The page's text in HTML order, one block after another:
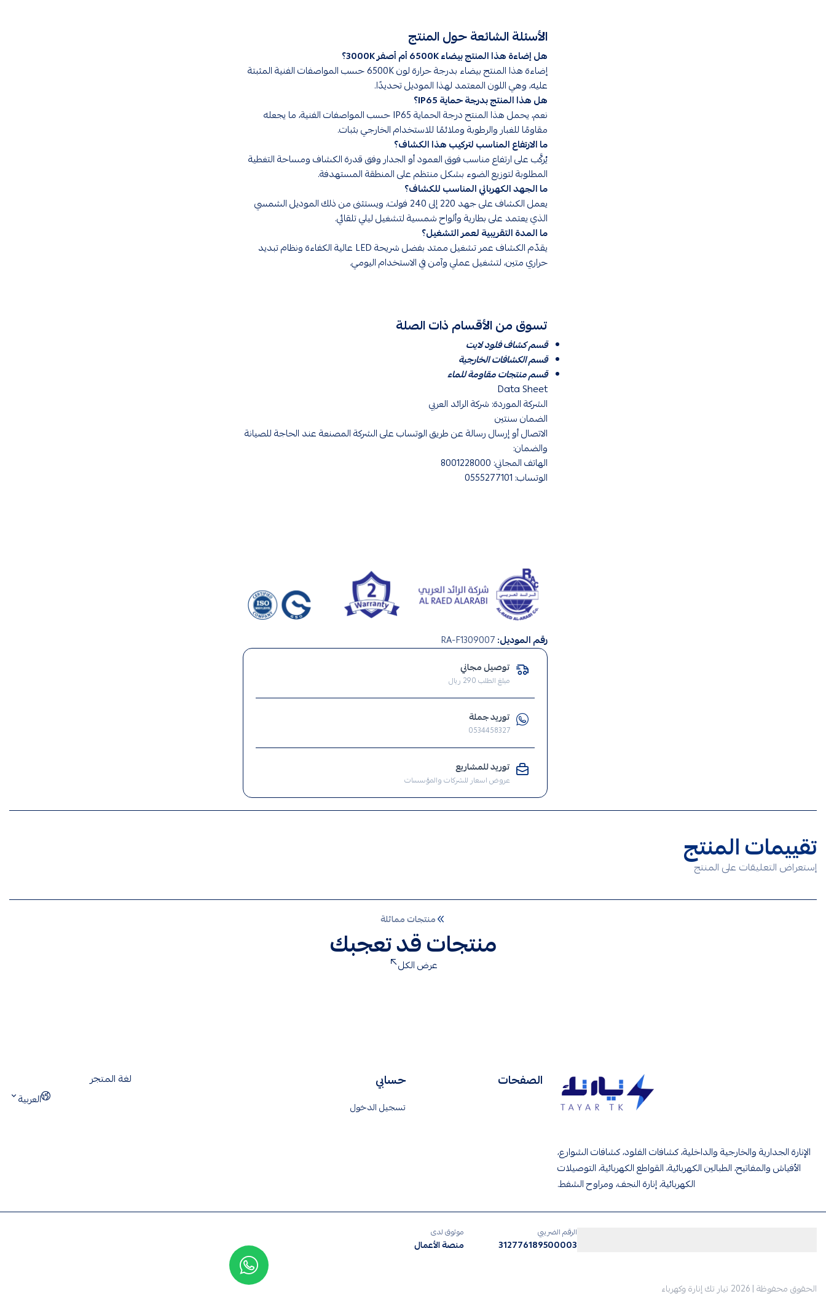
الأسئلة الشائعة حول المنتج
هل إضاءة هذا المنتج بيضاء 6500K أم أصفر 3000K؟
إضاءة هذا المنتج بيضاء بدرجة حرارة لون 6500K حسب المواصفات الفنية المثبتة
عليه، وهي اللون المعتمد لهذا الموديل تحديدًا.
هل هذا المنتج بدرجة حماية IP65؟
نعم، يحمل هذا المنتج درجة الحماية IP65 حسب المواصفات الفنية، ما يجعله
مقاومًا للغبار والرطوبة وملائمًا للاستخدام الخارجي بثبات.
ما الارتفاع المناسب لتركيب هذا الكشاف؟
يُركَّب على ارتفاع مناسب فوق العمود أو الجدار وفق قدرة الكشاف ومساحة التغطية
المطلوبة لتوزيع الضوء بشكل منتظم على المنطقة المستهدفة.
ما الجهد الكهربائي المناسب للكشاف؟
يعمل الكشاف على جهد 220 إلى 240 فولت، ويستثنى من ذلك الموديل الشمسي
الذي يعتمد على بطارية وألواح شمسية لتشغيل ليلي تلقائي.
ما المدة التقريبية لعمر التشغيل؟
يقدّم الكشاف عمر تشغيل ممتد بفضل شريحة LED عالية الكفاءة ونظام تبديد
حراري متين، لتشغيل عملي وآمن في الاستخدام اليومي.
تسوق من الأقسام ذات الصلة
قسم كشاف فلود لايت
قسم الكشافات الخارجية
قسم منتجات مقاومة للماء
Data Sheet
الشركة الموردة: شركة الرائد العربي
الضمان سنتين
الاتصال أو إرسال رسالة عن طريق الوتساب على الشركة المصنعة عند الحاجة للصيانة
والضمان:
الهاتف المجاني: 8001228000
الوتساب: 0555277101
سعودي
,
صيانة
انارة
الإنارة
رقم الموديل:RA-F1309007
توصيل مجاني
مبلغ الطلب 290 ريال
توريد جملة
0534458327
توريد للمشاريع
عروض اسعار للشركات والمؤسسات
تقييمات المنتج
إستعراض التعليقات على المنتج
منتجات مماثلة
منتجات قد تعجبك
عرض الكل
الإنارة الجدارية والخارجية والداخلية، كشافات الفلود، كشافات الشوارع،
الأفياش والمفاتيح، الطبالين الكهربائية، القواطع الكهربائية، التوصيلات
الكهربائية، إنارة النجف، ومراوح الشفط.
الصفحات حسابي
تسجيل الدخول
لغة المتجر
العربية
الرقم الضريبي
312776189500003
موثوق لدى
منصة الأعمال
الحقوق محفوظة | 2026 تيار تك إنارة وكهرباء